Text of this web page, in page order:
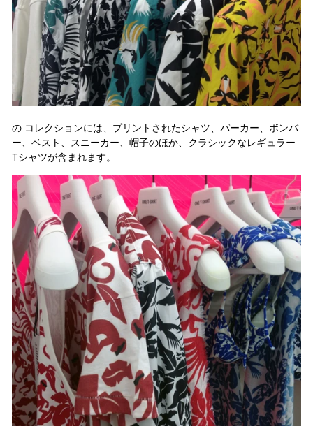
の コレクションには、プリントされたシャツ、パーカー、ボンバ
ー、ベスト、スニーカー、帽子のほか、クラシックなレギュラー
Tシャツが含まれます。